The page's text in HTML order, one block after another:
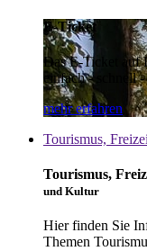
E-Ticket
Das E-Ticket auf
einfach - schnell
mehr erfahren
Tourismus,
Tourismus,
und Kultur
Hier finden Sie
Themen